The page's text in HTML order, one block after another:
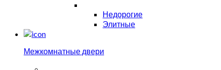
Недорогие
Элитные
Межкомнатные двери